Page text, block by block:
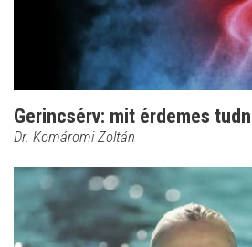
Gerincsérv: mit érdemes
Dr. Komáromi Zoltán